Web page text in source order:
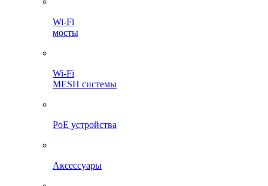
Wi-Fi
мосты
Wi-Fi
MESH системы
PoE устройства
Аксессуары